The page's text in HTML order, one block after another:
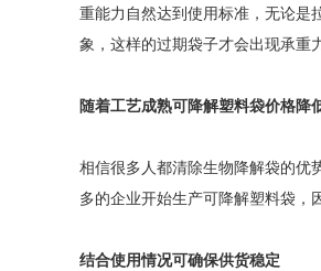
重能力自然达到使用标准，无论是
象，这样的过期袋子才会出现承重
随着工艺成熟可降解塑料袋价格降
相信很多人都清除生物降解袋的优
多的企业开始生产可降解塑料袋，
结合使用情况可确保供货稳定